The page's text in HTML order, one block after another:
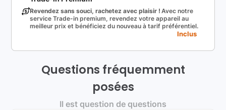
Revendez sans souci, rachetez avec plaisir ! Avec notre
service Trade-in premium, revendez votre appareil au
meilleur prix et bénéficiez du nouveau à tarif préférentiel.
Inclus
Questions fréquemment
posées
Il est question de questions